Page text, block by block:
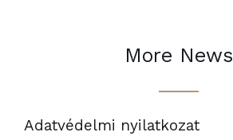
More News
Adatvédelmi nyilatkozat